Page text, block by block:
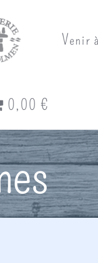
Venir
0,00 €